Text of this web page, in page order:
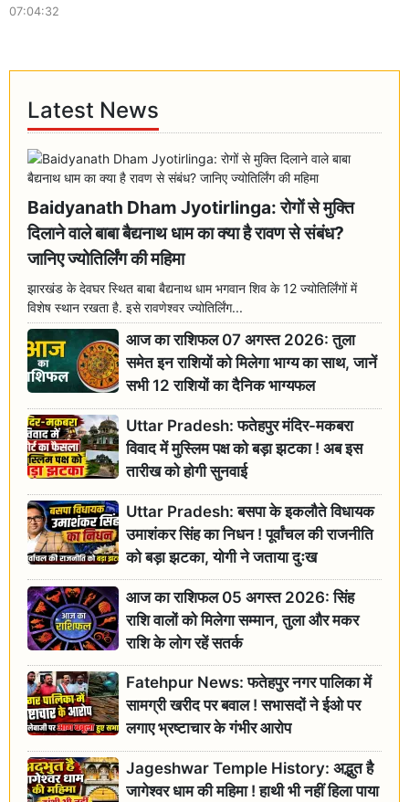
07:04:32
Latest News
Baidyanath Dham Jyotirlinga: रोगों से मुक्ति
दिलाने वाले बाबा बैद्यनाथ धाम का क्या है रावण से संबंध?
जानिए ज्योतिर्लिंग की महिमा
झारखंड के देवघर स्थित बाबा बैद्यनाथ धाम भगवान शिव के 12 ज्योतिर्लिंगों में
विशेष स्थान रखता है. इसे रावणेश्वर ज्योतिर्लिंग...
आज का राशिफल 07 अगस्त 2026: तुला
समेत इन राशियों को मिलेगा भाग्य का साथ, जानें
सभी 12 राशियों का दैनिक भाग्यफल
Uttar Pradesh: फतेहपुर मंदिर-मकबरा
विवाद में मुस्लिम पक्ष को बड़ा झटका ! अब इस
तारीख को होगी सुनवाई
Uttar Pradesh: बसपा के इकलौते विधायक
उमाशंकर सिंह का निधन ! पूर्वांचल की राजनीति
को बड़ा झटका, योगी ने जताया दुःख
आज का राशिफल 05 अगस्त 2026: सिंह
राशि वालों को मिलेगा सम्मान, तुला और मकर
राशि के लोग रहें सतर्क
Fatehpur News: फतेहपुर नगर पालिका में
सामग्री खरीद पर बवाल ! सभासदों ने ईओ पर
लगाए भ्रष्टाचार के गंभीर आरोप
Jageshwar Temple History: अद्भुत है
जागेश्वर धाम की महिमा ! हाथी भी नहीं हिला पाया